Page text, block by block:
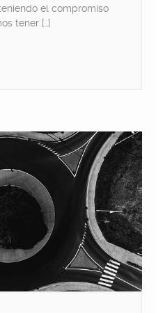
el compromiso
tener […]